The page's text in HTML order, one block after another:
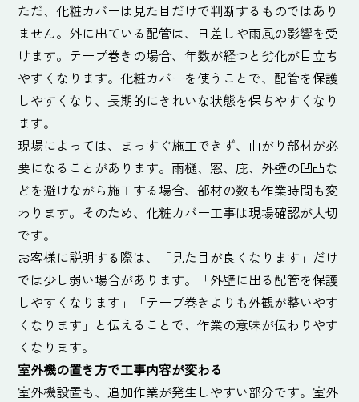
ただ、化粧カバーは見た目だけで判断するものではあり
ません。外に出ている配管は、日差しや雨風の影響を受
けます。テープ巻きの場合、年数が経つと劣化が目立ち
やすくなります。化粧カバーを使うことで、配管を保護
しやすくなり、長期的にきれいな状態を保ちやすくなり
ます。
現場によっては、まっすぐ施工できず、曲がり部材が必
要になることがあります。雨樋、窓、庇、外壁の凹凸な
どを避けながら施工する場合、部材の数も作業時間も変
わります。そのため、化粧カバー工事は現場確認が大切
です。
お客様に説明する際は、「見た目が良くなります」だけ
では少し弱い場合があります。「外壁に出る配管を保護
しやすくなります」「テープ巻きよりも外観が整いやす
くなります」と伝えることで、作業の意味が伝わりやす
くなります。
室外機の置き方で工事内容が変わる
室外機設置も、追加作業が発生しやすい部分です。室外